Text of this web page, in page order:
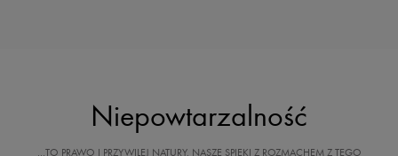
Niepowtarzalność
…TO PRAWO I PRZYWILEJ NATURY. NASZE SPIEKI Z ROZMACHEM Z TEGO